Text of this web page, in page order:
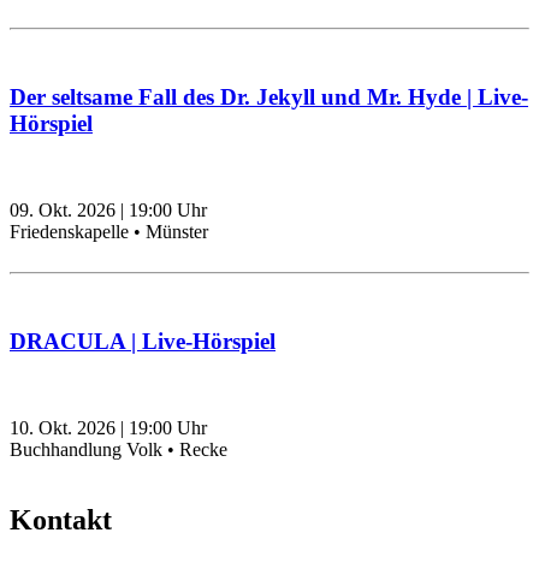
Der seltsame Fall des Dr. Jekyll und Mr. Hyde | Live-
Hörspiel
09. Okt. 2026 | 19:00 Uhr
Friedenskapelle • Münster
DRACULA | Live-Hörspiel
10. Okt. 2026 | 19:00 Uhr
Buchhandlung Volk • Recke
Kontakt